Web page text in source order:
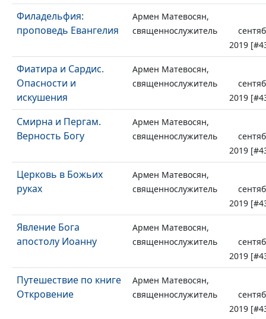
Филадельфия:
проповедь Евангелия
Армен Матевосян,
священнослужитель
2019
Фиатира и Сардис.
Опасности и
искушения
Армен Матевосян,
священнослужитель
2019
Смирна и Пергам.
Верность Богу
Армен Матевосян,
священнослужитель
2019
Церковь в Божьих
руках
Армен Матевосян,
священнослужитель
2019
Явление Бога
апостолу Иоанну
Армен Матевосян,
священнослужитель
2019
Путешествие по книге
Откровение
Армен Матевосян,
священнослужитель
2019